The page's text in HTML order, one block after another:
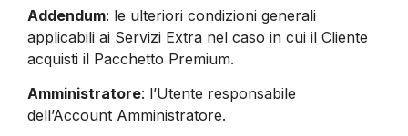
Addendum: le ulteriori condizioni generali
applicabili ai Servizi Extra nel caso in cui il Cliente
acquisti il Pacchetto Premium.
Amministratore: l’Utente responsabile
dell’Account Amministratore.